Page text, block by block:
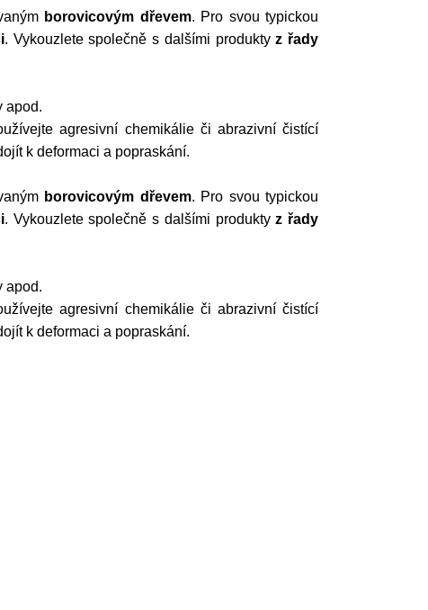
borovicovým dřevem. Pro svou typickou
. Vykouzlete společně s dalšími produktyz řady
apod.
agresivní chemikálie či abrazivní čistící
k deformaci a popraskání.
borovicovým dřevem. Pro svou typickou
. Vykouzlete společně s dalšími produktyz řady
apod.
agresivní chemikálie či abrazivní čistící
k deformaci a popraskání.